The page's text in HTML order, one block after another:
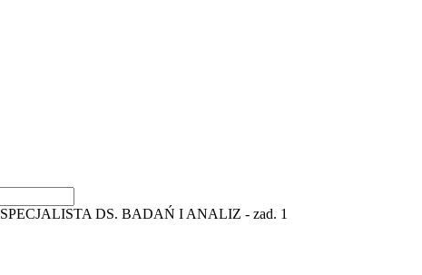
SPECJALISTA DS. BADAŃ I ANALIZ - zad. 1